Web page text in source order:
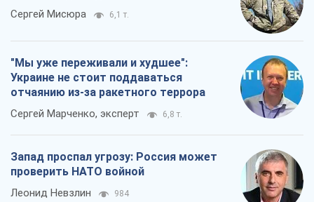
Сергей Мисюра 6,1 т.
"Мы уже переживали и худшее":
Украине не стоит поддаваться
отчаянию из-за ракетного террора
Сергей Марченко, эксперт 6,8 т.
Запад проспал угрозу: Россия может
проверить НАТО войной
Леонид Невзлин 984